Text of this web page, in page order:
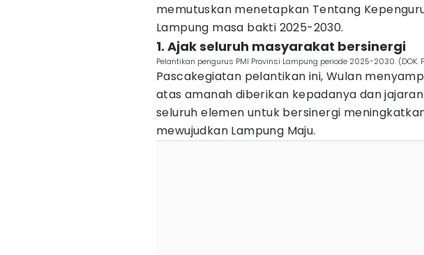
memutuskan menetapkan Tentang
Lampung masa bakti 2025-2030.
1. Ajak seluruh masyarakat bersinergi
Pelantikan pengurus PMI Provinsi Lampung periode 2025-2030. (DOK.
Pascakegiatan pelantikan ini, Wulan
atas amanah diberikan kepadanya dan
seluruh elemen untuk bersinergi
mewujudkan Lampung Maju.